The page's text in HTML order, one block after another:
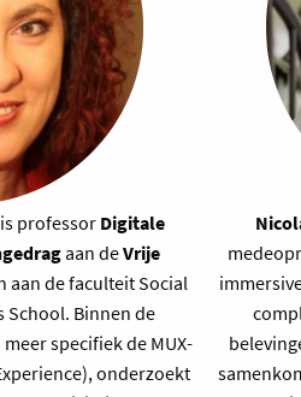
professor Digitale
aan deVrije
aan de faculteit Social
School. Binnen de
specifiek de MUX-
onderzoekt